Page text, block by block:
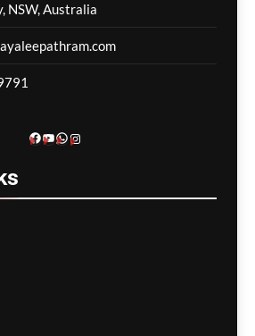
NSW, Australia
Facebook
YouTube
WhatsApp
Instagram